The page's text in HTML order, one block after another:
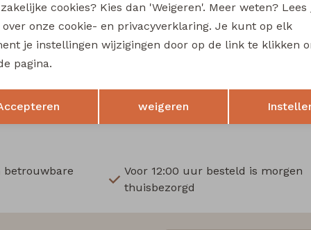
214286 W20012 dames singlet Petrol
City Life
betrouwbare
Voor 12:00 uur besteld is morgen
thuisbezorgd
Terug Opslaan
cookies? Kies dan 'Weigeren'. Meer weten? Lees
over onze cookie- en privacyverklaring. Je kunt op elk
je instellingen wijzigingen door op de link te klikken
pagina.
weigeren